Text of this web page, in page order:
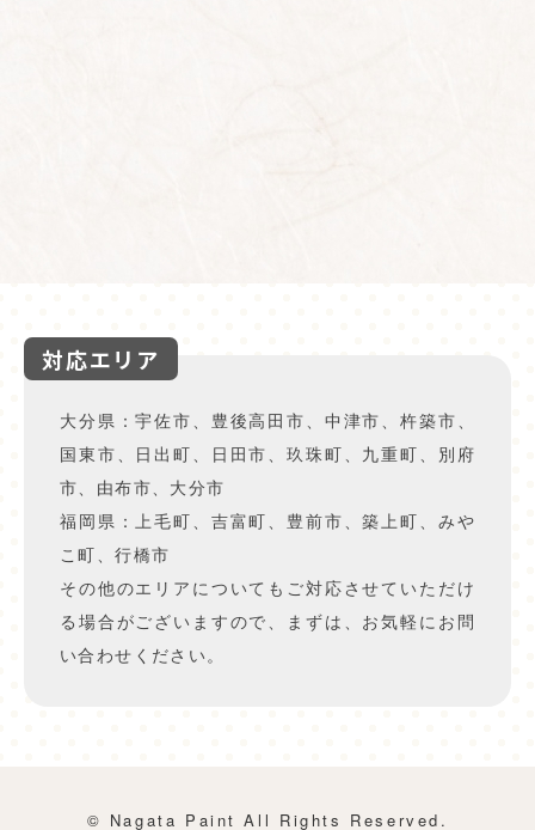
対応エリア
大分県：宇佐市、豊後高田市、中津市、杵築市、
国東市、日出町、日田市、玖珠町、九重町、別府
市、由布市、大分市
福岡県：上毛町、吉富町、豊前市、築上町、みや
こ町、行橋市
その他のエリアについてもご対応させていただけ
る場合がございますので、まずは、お気軽にお問
い合わせください。
© Nagata Paint All Rights Reserved.